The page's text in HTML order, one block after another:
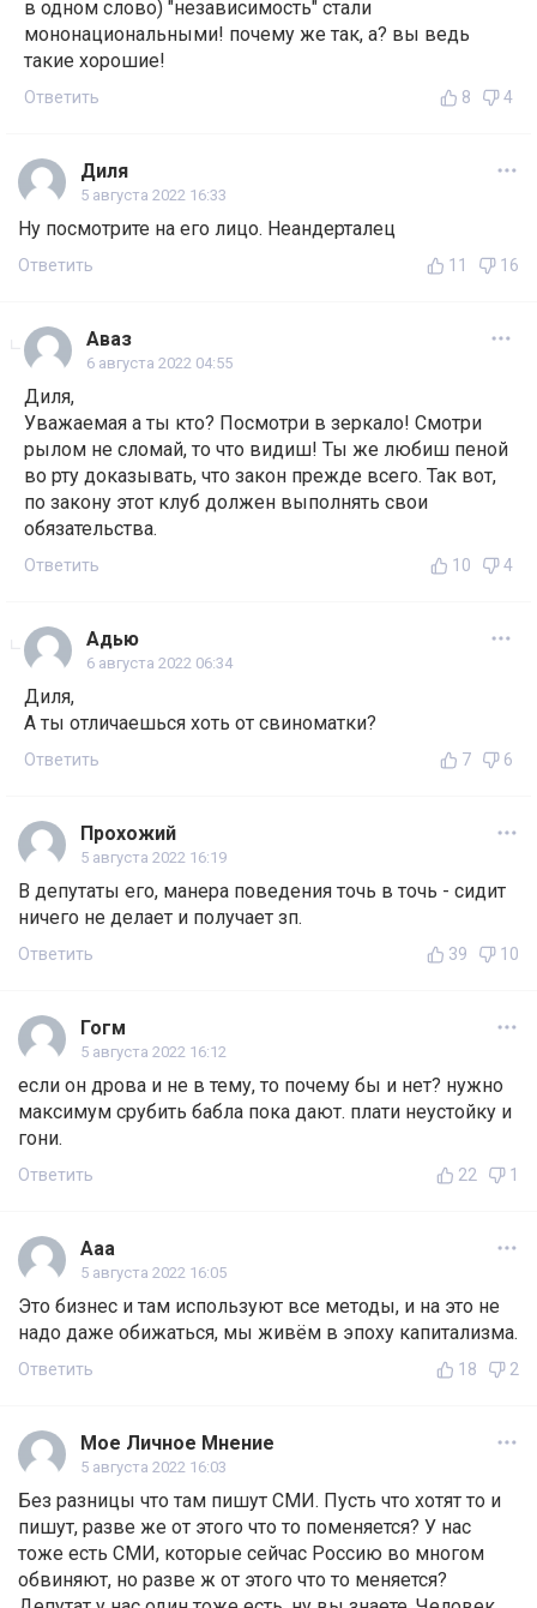
в одном слово) "независимость" стали
мононациональными! почему же так, а? вы ведь
такие хорошие!
Ответить 8 4
Диля
5 августа 2022 16:33
Ну посмотрите на его лицо. Неандерталец
Ответить 11 16
Аваз
6 августа 2022 04:55
Диля,
Уважаемая а ты кто? Посмотри в зеркало! Смотри
рылом не сломай, то что видиш! Ты же любиш пеной
во рту доказывать, что закон прежде всего. Так вот,
по закону этот клуб должен выполнять свои
обязательства.
Ответить 10 4
Адью
6 августа 2022 06:34
Диля,
А ты отличаешься хоть от свиноматки?
Ответить 7 6
Прохожий
5 августа 2022 16:19
В депутаты его, манера поведения точь в точь - сидит
ничего не делает и получает зп.
Ответить 39 10
Гогм
5 августа 2022 16:12
если он дрова и не в тему, то почему бы и нет? нужно
максимум срубить бабла пока дают. плати неустойку и
гони.
Ответить 22 1
Ааа
5 августа 2022 16:05
Это бизнес и там используют все методы, и на это не
надо даже обижаться, мы живём в эпоху капитализма.
Ответить 18 2
Мое Личное Мнение
5 августа 2022 16:03
Без разницы что там пишут СМИ. Пусть что хотят то и
пишут, разве же от этого что то поменяется? У нас
тоже есть СМИ, которые сейчас Россию во многом
обвиняют, но разве ж от этого что то меняется?